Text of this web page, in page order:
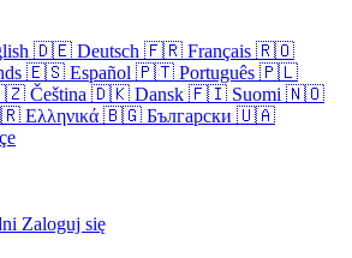
🇩🇪 Deutsch 🇫🇷 Français 🇷🇴
🇪🇸 Español 🇵🇹 Português 🇵🇱
Čeština 🇩🇰 Dansk 🇫🇮 Suomi 🇳🇴
Ελληνικά 🇧🇬 Български 🇺🇦
Zaloguj się